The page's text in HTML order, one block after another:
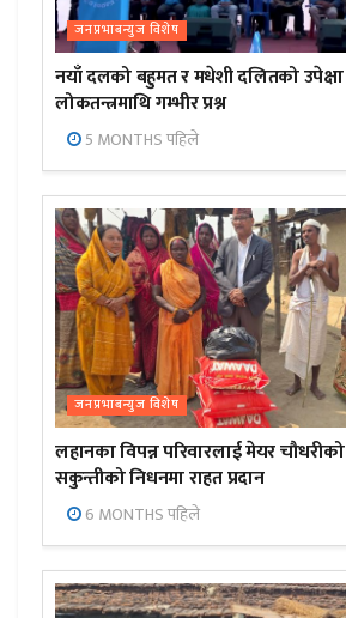
जनप्रभाबन्युज विशेष
नयाँ दलको बहुमत र मधेशी दलितको
लोकतन्त्रमाथि गम्भीर प्रश्न
5 MONTHS पहिले
जनप्रभाबन्युज विशेष
लहानका विपन्न परिवारलाई मेयर
सकुन्तीको निधनमा राहत प्रदान
6 MONTHS पहिले